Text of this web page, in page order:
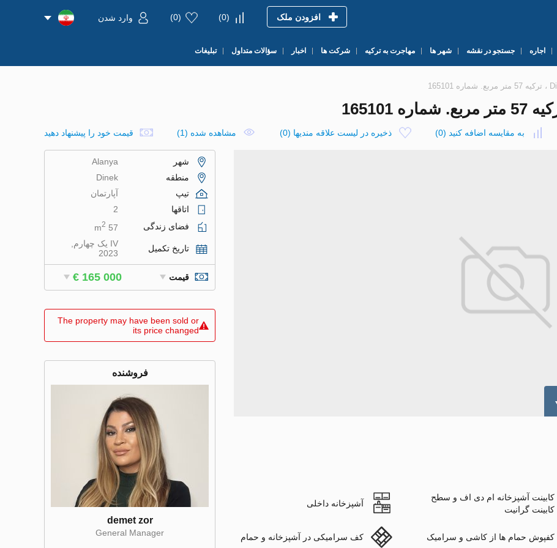
افزودن ملک (
0
)
(
0
) وارد شدن
اجاره جستجو در نقشه شهر ها مهاجرت به ترکیه شرکت ها اخبار سؤالات متداول تبلیغات
به مقایسه اضافه کنید (
0
) ذخیره در لیست علاقه مندیها (
0
) مشاهده شده (1) قیمت خود را پیشنهاد دهید
کابینت آشپزخانه ام دی اف و سطح
کابینت گرانیت
آشپزخانه داخلی
کفپوش حمام ها از کاشی و سرامیک کف سرامیکی در آشپزخانه و حمام
شهر
Alanya
منطقه
Dinek
تیپ
آپارتمان
اتاقها
2
فضای زندگی
57 m
2
تاریخ تکمیل
IV یک چهارم,
2023
قیمت € 165 000
The property may have been sold or
its price changed
فروشنده
demet zor
General Manager